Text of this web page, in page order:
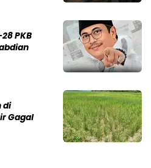
PKB
di
Gagal